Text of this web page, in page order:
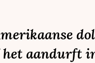
het aandurft